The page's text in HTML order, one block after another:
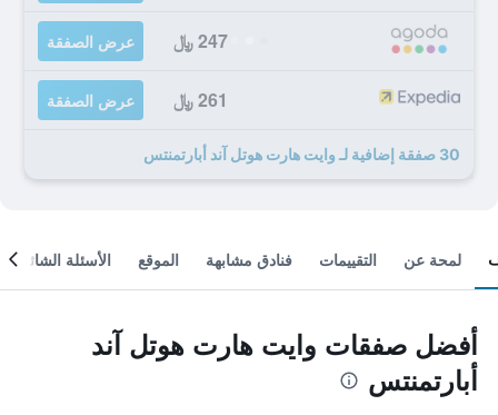
247 ﷼ عرض الصفقة
261 ﷼ عرض الصفقة
30 صفقة إضافية لـ وايت هارت هوتل آند أبارتمنتس
لمحة عن التقييمات فنادق مشابهة الموقع الأسئلة الشائعة
أفضل صفقات وايت هارت هوتل آند
أبارتمنتس